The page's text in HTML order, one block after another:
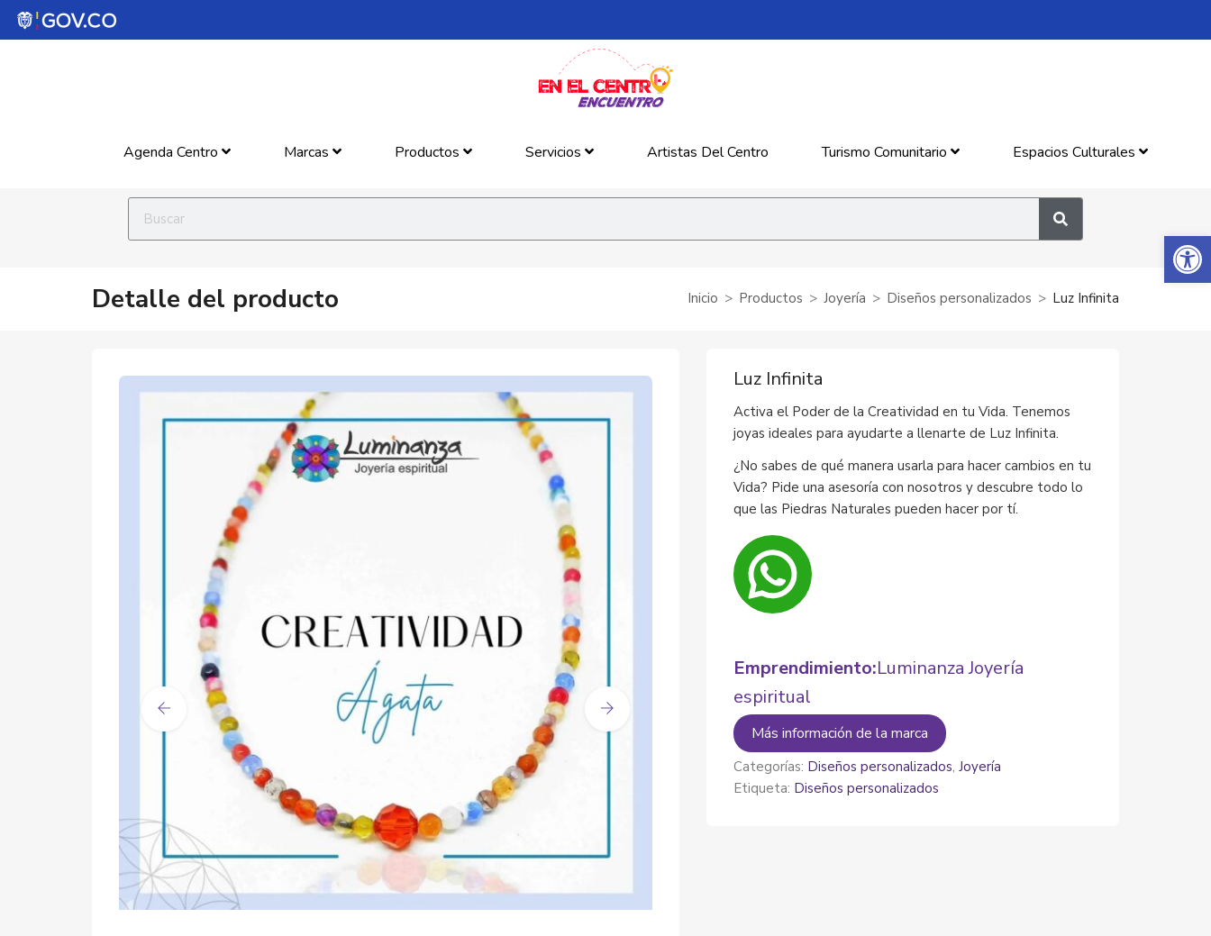
Abrir
Agenda Centro Marcas Productos Servicios Artistas Del Centro Turismo Comunitario Espacios Culturales
Detalle del producto Inicio Productos Joyería Diseños personalizados Luz Infinita
Luz Infinita
Activa el Poder de la Creatividad en tu Vida. Tenemos
joyas ideales para ayudarte a llenarte de Luz Infinita.
¿No sabes de qué manera usarla para hacer cambios en tu
Vida? Pide una asesoría con nosotros y descubre todo lo
que las Piedras Naturales pueden hacer por tí.
Emprendimiento:Luminanza Joyería
espiritual
Más información de la marca
Categorías: Diseños personalizados,Joyería
Etiqueta: Diseños personalizados